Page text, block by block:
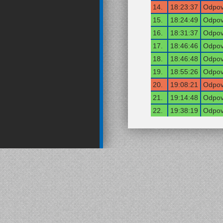
14. 18:23:37
15.
18:24:49
16.
18:31:37
17.
18:46:46
18.
18:46:48
19.
18:55:26
20.
19:08:21
21.
19:14:48
22.
19:38:19